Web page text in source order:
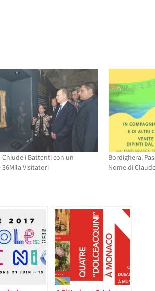
Chiude i Battenti con un
Visitatori
Bordighera:
Nome di